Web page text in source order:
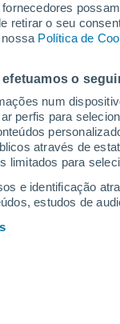
retirar o seu
nossa Política de
o
num
perfis para
através de
limitados para
e identificação
estudos de
torrenciais e
causando